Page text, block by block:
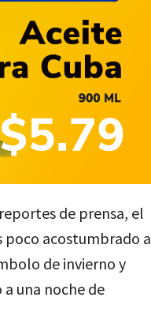
de prensa, el
poco acostumbrado a
de invierno y
una noche de